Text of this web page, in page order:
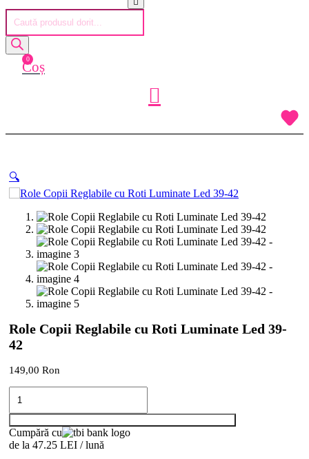
Products
search
0
Coș
🔍
Role Copii Reglabile cu Roti Luminate Led 39-
42
149,00 Ron
Role
Copii
Reglabile
cu
Cumpără cu
de la 47.25 LEI / lună